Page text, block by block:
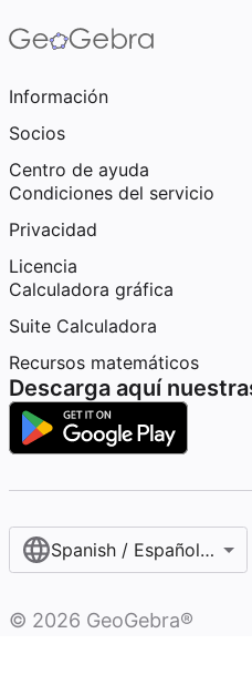
Información
Socios
Centro de ayuda
Condiciones del servicio
Privacidad
Licencia
Calculadora gráfica
Suite Calculadora
Recursos matemáticos
Descarga aquí
Spanish / Español
© 2026 GeoGebra®